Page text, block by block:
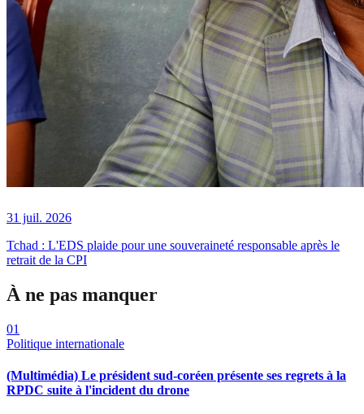
31 juil. 2026
Tchad : L'EDS plaide pour une souveraineté responsable après le
retrait de la CPI
À ne pas manquer
01
Politique internationale
(Multimédia) Le président sud-coréen présente ses regrets à la
RPDC suite à l'incident du drone